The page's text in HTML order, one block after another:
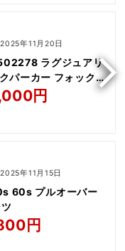
年11月20日
ラグジュアリ
パーカー フォックス
ト
円
年11月15日
60s プルオーバー
円